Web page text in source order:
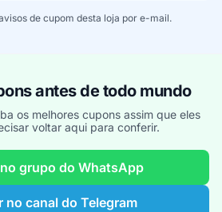
de cupom desta loja por e-mail.
antes de todo mundo
os melhores cupons assim que eles
voltar aqui para conferir.
grupo do WhatsApp
no canal do Telegram